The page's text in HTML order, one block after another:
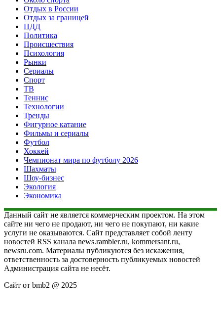
Отдых в России
Отдых за границей
ПДД
Политика
Происшествия
Психология
Рынки
Сериалы
Спорт
ТВ
Теннис
Технологии
Тренды
Фигурное катание
Фильмы и сериалы
Футбол
Хоккей
Чемпионат мира по футболу 2026
Шахматы
Шоу-бизнес
Экология
Экономика
Данный сайт не является коммерческим проектом. На этом
сайте ни чего не продают, ни чего не покупают, ни какие
услуги не оказываются. Сайт представляет собой ленту
новостей RSS канала news.rambler.ru, kommersant.ru,
newsru.com. Материалы публикуются без искажения,
ответственность за достоверность публикуемых новостей
Администрация сайта не несёт.
Сайт от bmb2 @ 2025